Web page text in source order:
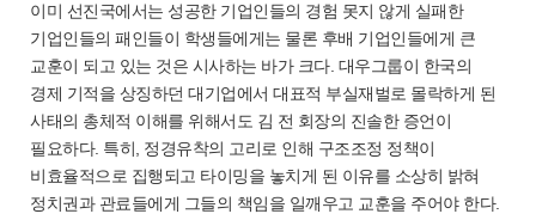
이미 선진국에서는 성공한 기업인들의 경험 못지 않게 실패한
기업인들의 패인들이 학생들에게는 물론 후배 기업인들에게 큰
교훈이 되고 있는 것은 시사하는 바가 크다. 대우그룹이 한국의
경제 기적을 상징하던 대기업에서 대표적 부실재벌로 몰락하게 된
사태의 총체적 이해를 위해서도 김 전 회장의 진솔한 증언이
필요하다. 특히, 정경유착의 고리로 인해 구조조정 정책이
비효율적으로 집행되고 타이밍을 놓치게 된 이유를 소상히 밝혀
정치권과 관료들에게 그들의 책임을 일깨우고 교훈을 주어야 한다.